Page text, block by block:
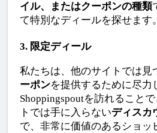
イル、またはクーポンの種類
て特別なディールを探せます。
3. 限定ディール
私たちは、他のサイトでは見
ーポンを提供するために尽力
Shoppingspoutを訪れること
トでは手に入らないディスカ
で、非常に価値のあるショッ